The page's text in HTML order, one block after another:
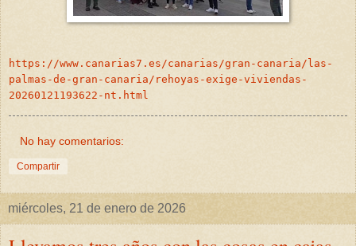
https://www.canarias7.es/canarias/gran-canaria/las-
palmas-de-gran-canaria/rehoyas-exige-viviendas-
20260121193622-nt.html
No hay comentarios:
Compartir
miércoles, 21 de enero de 2026